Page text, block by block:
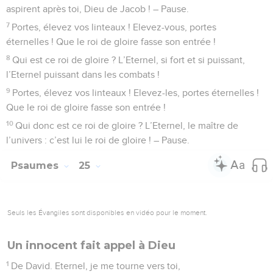
aspirent après toi, Dieu de Jacob ! – Pause.
7 Portes, élevez vos linteaux ! Elevez-vous, portes
éternelles ! Que le roi de gloire fasse son entrée !
8 Qui est ce roi de gloire ? L’Eternel, si fort et si puissant,
l’Eternel puissant dans les combats !
9 Portes, élevez vos linteaux ! Elevez-les, portes éternelles !
Que le roi de gloire fasse son entrée !
10 Qui donc est ce roi de gloire ? L’Eternel, le maître de
l’univers : c’est lui le roi de gloire ! – Pause.
Psaumes 25
Seuls les Évangiles sont disponibles en vidéo pour le moment.
Un innocent fait appel à Dieu
1 De David. Eternel, je me tourne vers toi,